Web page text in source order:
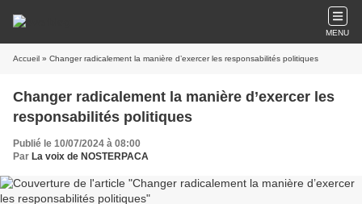
MENU
Accueil » Changer radicalement la manière d’exercer les responsabilités politiques
Changer radicalement la manière d’exercer les
responsabilités politiques
Publié le 10/07/2024 à 08:00
Par La voix de NOSTERPACA